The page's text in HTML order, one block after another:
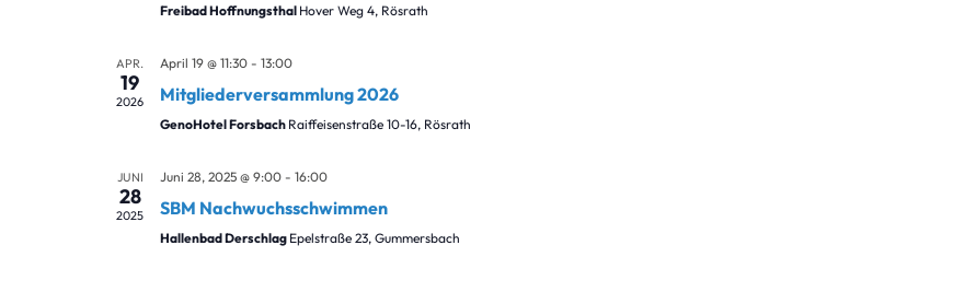
Freibad Hoffnungsthal Hover Weg 4, Rösrath
APR.
19
2026
April 19 @ 11:30- 13:00
Mitgliederversammlung 2026
GenoHotel Forsbach Raiffeisenstraße 10-16, Rösrath
JUNI
28
2025
Juni 28, 2025 @ 9:00- 16:00
SBM Nachwuchsschwimmen
Hallenbad Derschlag Epelstraße 23, Gummersbach